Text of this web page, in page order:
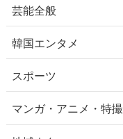
芸能全般
韓国エンタメ
スポーツ
マンガ・アニメ・特撮